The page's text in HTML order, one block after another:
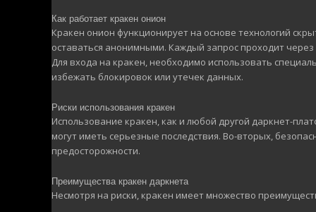
Как работает кракен онион
Кракен онион функционирует на основе технологий
оставаться анонимными. Каждый запрос проходит
Для входа на кракен, необходимо использовать
избежать блокировок или утечек данных.
Риски использования кракен
Использование кракен, как и любой другой даркнет-
могут иметь серьезные последствия. Во-вторых,
предосторожности.
Преимущества кракен даркнета
Несмотря на риски, кракен имеет множество